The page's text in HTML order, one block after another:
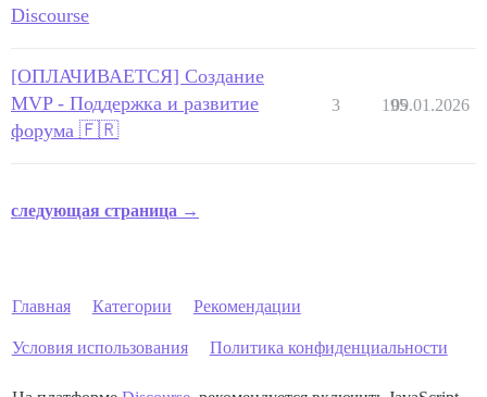
Discourse
[ОПЛАЧИВАЕТСЯ] Создание
MVP - Поддержка и развитие
форума 🇫🇷
3 195
09.01.2026
следующая страница →
Главная Категории Рекомендации
Условия использования Политика конфиденциальности